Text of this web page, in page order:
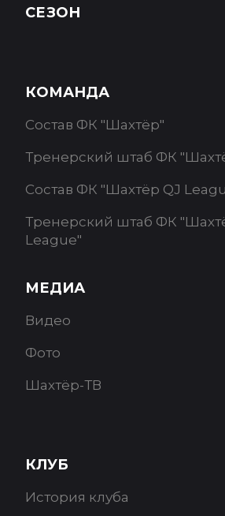
СЕЗОН
КОМАНДА
Состав ФК "Шахтёр"
Тренерский штаб ФК
Состав ФК "Шахтёр QJ
Тренерский штаб ФК
League"
МЕДИА
Видео
Фото
Шахтёр-ТВ
КЛУБ
История клуба